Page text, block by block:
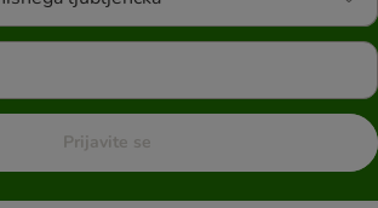
Prijavite se